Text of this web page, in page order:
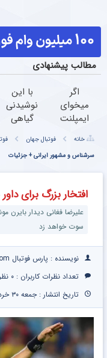
مطالب پیشنهادی
اگر
میخوای
ایمپلنت
الان
وقتشه |
فقط با
میلیون
تومان!!!
با این
نوشیدنی
گیاهی
همیشه
پرقدرته55%تخفیف
خانه فوتبال جهان
سرشناس و مشهور ایرانی + جزئیات
افتخار بزرگ برای
علیرضا فغانی دیدار بایرن
سوت خواهد زد
نویسنده : پارس فوتبال ParsFootball.Com
تعداد نظرات کاربران : ۰ نظر
تاریخ انتشار : جمعه ۳۰ خرداد ۱۴۰۴ | ۱۵:۳۹